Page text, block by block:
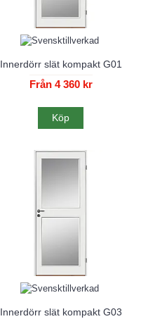
Innerdörr slät kompakt G01
Från 4 360 kr
Köp
Innerdörr slät kompakt G03